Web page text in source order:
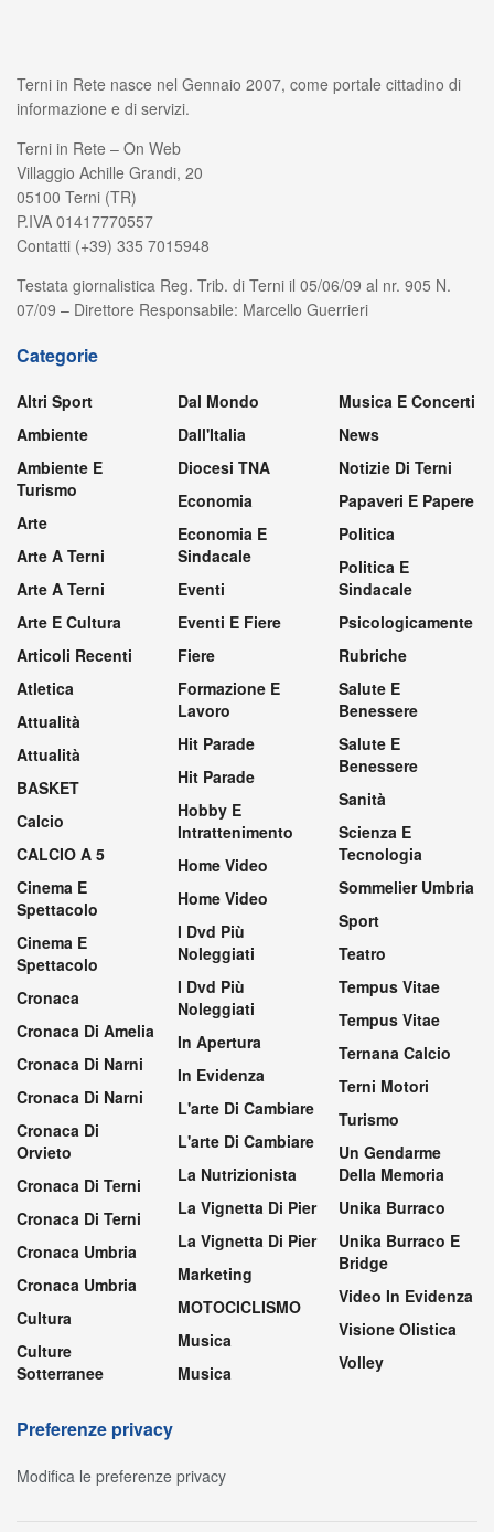
Terni in Rete nasce nel Gennaio 2007, come portale cittadino di
informazione e di servizi.
Terni in Rete – On Web
Villaggio Achille Grandi, 20
05100 Terni (TR)
P.IVA 01417770557
Contatti (+39) 335 7015948
Testata giornalistica Reg. Trib. di Terni il 05/06/09 al nr. 905 N.
07/09 – Direttore Responsabile: Marcello Guerrieri
Categorie
Altri Sport
Ambiente
Ambiente E
Turismo
Arte
Arte A Terni
Arte A Terni
Arte E Cultura
Articoli Recenti
Atletica
Attualità
Attualità
BASKET
Calcio
CALCIO A 5
Cinema E
Spettacolo
Cinema E
Spettacolo
Cronaca
Cronaca Di Amelia
Cronaca Di Narni
Cronaca Di Narni
Cronaca Di
Orvieto
Cronaca Di Terni
Cronaca Di Terni
Cronaca Umbria
Cronaca Umbria
Cultura
Culture
Sotterranee
Dal Mondo
Dall'Italia
Diocesi TNA
Economia
Economia E
Sindacale
Eventi
Eventi E Fiere
Fiere
Formazione E
Lavoro
Hit Parade
Hit Parade
Hobby E
Intrattenimento
Home Video
Home Video
I Dvd Più
Noleggiati
I Dvd Più
Noleggiati
In Apertura
In Evidenza
L'arte Di Cambiare
L'arte Di Cambiare
La Nutrizionista
La Vignetta Di Pier
La Vignetta Di Pier
Marketing
MOTOCICLISMO
Musica
Musica
Musica E Concerti
News
Notizie Di Terni
Papaveri E Papere
Politica
Politica E
Sindacale
Psicologicamente
Rubriche
Salute E
Benessere
Salute E
Benessere
Sanità
Scienza E
Tecnologia
Sommelier Umbria
Sport
Teatro
Tempus Vitae
Tempus Vitae
Ternana Calcio
Terni Motori
Turismo
Un Gendarme
Della Memoria
Unika Burraco
Unika Burraco E
Bridge
Video In Evidenza
Visione Olistica
Volley
Preferenze privacy
Modifica le preferenze privacy